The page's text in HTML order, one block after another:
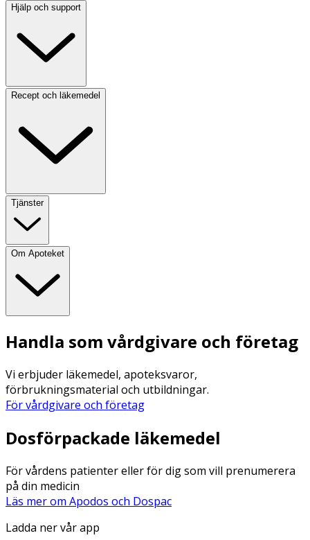
Hjälp och support
Recept och läkemedel
Tjänster
Om Apoteket
Handla som vårdgivare och företag
Vi erbjuder läkemedel, apoteksvaror,
förbrukningsmaterial och utbildningar.
För vårdgivare och företag
Dosförpackade läkemedel
För vårdens patienter eller för dig som vill prenumerera
på din medicin
Läs mer om Apodos och Dospac
Ladda ner vår app